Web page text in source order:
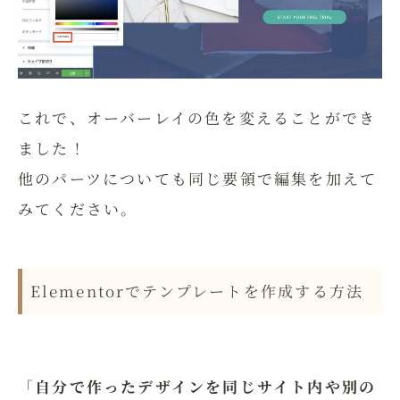
これで、オーバーレイの色を変えることができ
ました！
他のパーツについても同じ要領で編集を加えて
みてください。
Elementorでテンプレートを作成する方法
「 自分で作ったデザインを同じサイト内や別の